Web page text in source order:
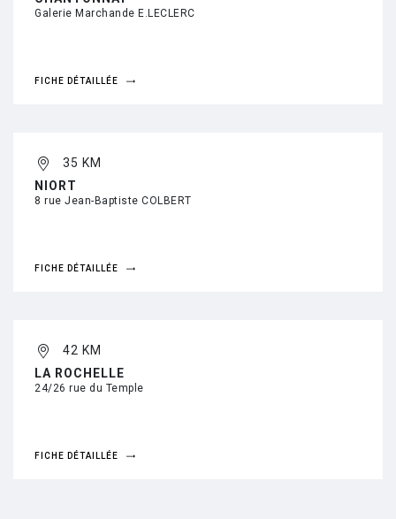
Galerie Marchande E.LECLERC
FICHE DÉTAILLÉE
35 KM
NIORT
8 rue Jean-Baptiste COLBERT
FICHE DÉTAILLÉE
42 KM
LA ROCHELLE
24/26 rue du Temple
FICHE DÉTAILLÉE